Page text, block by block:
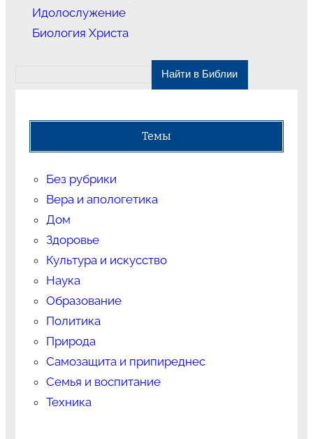
Идолослужение
Биология Христа
Темы
Без рубрики
Вера и апологетика
Дом
Здоровье
Культура и искусство
Наука
Образование
Политика
Природа
Самозащита и припиреднес
Семья и воспитание
Техника